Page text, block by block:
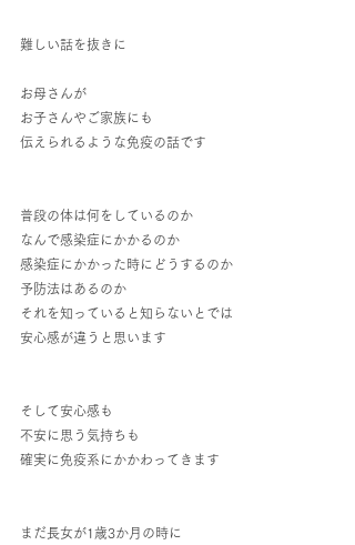
難しい話を抜きに
お母さんが
お子さんやご家族にも
伝えられるような免疫の話です
普段の体は何をしているのか
なんで感染症にかかるのか
感染症にかかった時にどうするのか
予防法はあるのか
それを知っていると知らないとでは
安心感が違うと思います
そして安心感も
不安に思う気持ちも
確実に免疫系にかかわってきます
まだ長女が1歳3か月の時に